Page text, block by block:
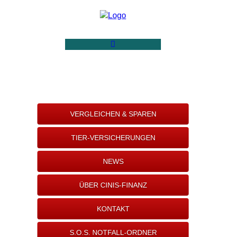
VERGLEICHEN & SPAREN
TIER-VERSICHERUNGEN
NEWS
ÜBER CINIS-FINANZ
KONTAKT
S.O.S. NOTFALL-ORDNER